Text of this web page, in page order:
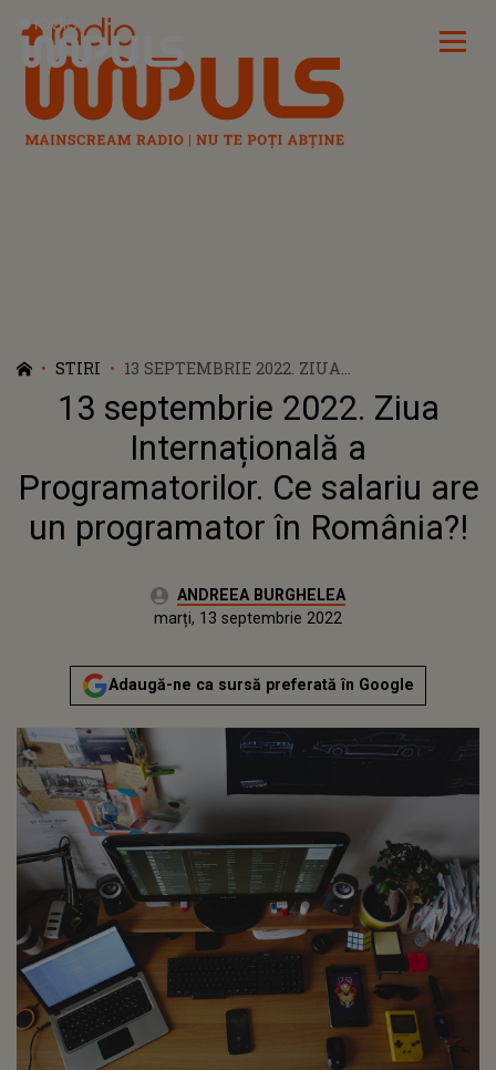
Radio Impuls
STIRI
13 SEPTEMBRIE 2022. ZIUA
INTERNAȚIONALĂ A PROGRAMATORILOR.
CE SALARIU ARE UN PROGRAMATOR ÎN
ROMÂNIA?!
13 septembrie 2022. Ziua
Internațională a
Programatorilor. Ce salariu are
un programator în România?!
Autor:ANDREEA BURGHELEA
marți, 13 septembrie 2022
Actualizat:
marți, 13 septembrie 2022
Adaugă-ne ca sursă preferată în Google